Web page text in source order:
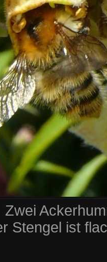
Zwei
Stengel ist